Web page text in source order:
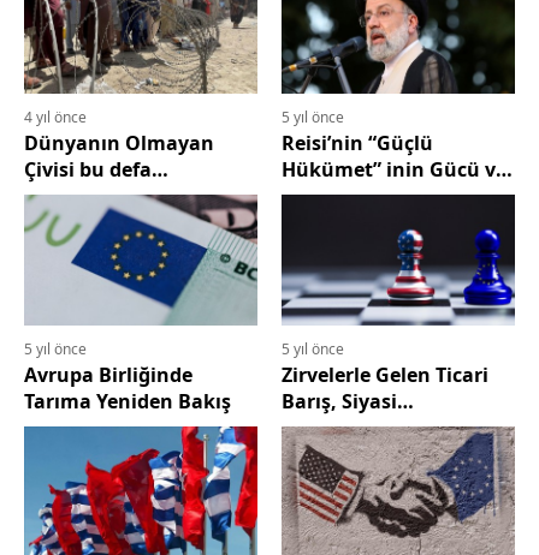
4 yıl önce
Dünyanın Olmayan
Çivisi bu defa
Afganistan’da mı Çıktı?
5 yıl önce
Reisi’nin “Güçlü
Hükümet” inin Gücü ve
Meşhedi’ye İnanmanın
5 yıl önce
Avrupa Birliğinde
Tarıma Yeniden Bakış
5 yıl önce
Zirvelerle Gelen Ticari
Barış, Siyasi
Cepheleşme ve
Türkiye’nin Durumu